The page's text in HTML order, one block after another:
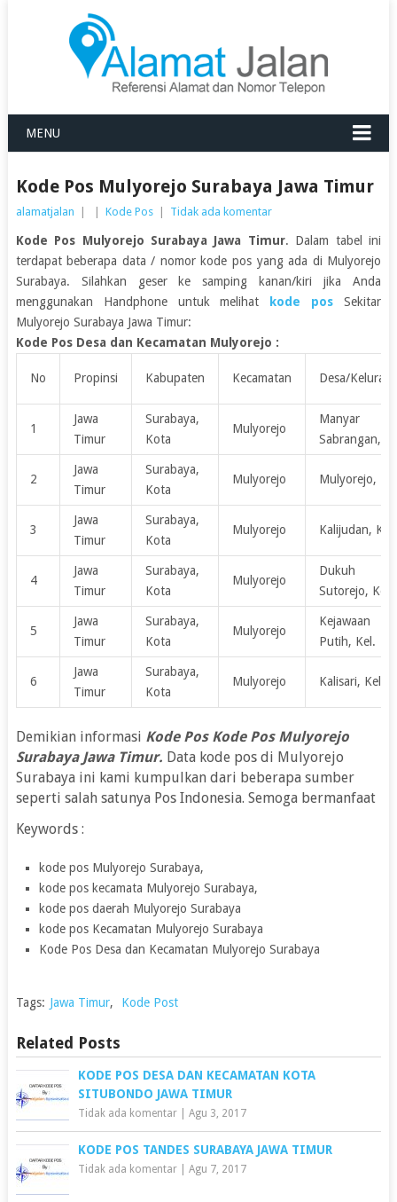
MENU
Kode Pos Mulyorejo Surabaya Jawa Timur
alamatjalan Kode Pos Tidak ada komentar
Kode Pos Mulyorejo Surabaya Jawa Timur. Dalam tabel ini
terdapat beberapa data / nomor kode pos yang ada di Mulyorejo
Surabaya. Silahkan geser ke samping kanan/kiri jika Anda
menggunakan Handphone untuk melihat
kode pos Sekitar
Mulyorejo Surabaya Jawa Timur:
Kode Pos Desa dan Kecamatan Mulyorejo :
No Propinsi Kabupaten Kecamatan Desa/
1
Jawa
Timur
Surabaya,
Kota
Mulyorejo
Manyar
Sabrangan,
2
Jawa
Timur
Surabaya,
Kota
Mulyorejo Mulyorejo,
3
Jawa
Timur
Surabaya,
Kota
Mulyorejo Kalijudan, Kel.
4
Jawa
Timur
Surabaya,
Kota
Mulyorejo
Dukuh
Sutorejo, Kel.
5
Jawa
Timur
Surabaya,
Kota
Mulyorejo
Kejawaan
Putih, Kel.
6
Jawa
Timur
Surabaya,
Kota
Mulyorejo Kalisari, Kel.
Demikian informasi Kode Pos Kode Pos Mulyorejo
Surabaya Jawa Timur. Data kode pos di Mulyorejo
Surabaya ini kami kumpulkan dari beberapa sumber
seperti salah satunya Pos Indonesia. Semoga bermanfaat
Keywords :
kode pos Mulyorejo Surabaya,
kode pos kecamata Mulyorejo Surabaya,
kode pos daerah Mulyorejo Surabaya
kode pos Kecamatan Mulyorejo Surabaya
Kode Pos Desa dan Kecamatan Mulyorejo Surabaya
Tags: Jawa Timur, Kode Post
Related Posts
KODE POS DESA DAN KECAMATAN KOTA
SITUBONDO JAWA TIMUR
Tidak ada komentar| Agu 3, 2017
KODE POS TANDES SURABAYA JAWA TIMUR
Tidak ada komentar| Agu 7, 2017